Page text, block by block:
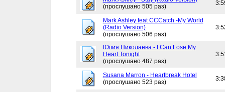
(прослушано 505 раз)
Mark Ashley feat CCCatch -My World
(Radio Version)
(прослушано 506 раз)
Юлия Николаева - I Can Lose My
Heart Tonight
(прослушано 487 раз)
Susana Marron - Heartbreak Hotel
(прослушано 523 раз)